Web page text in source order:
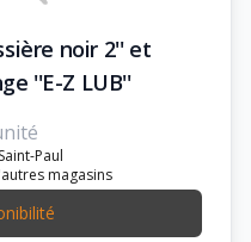
noir 2'' et
''E-Z LUB''
Paul
magasins